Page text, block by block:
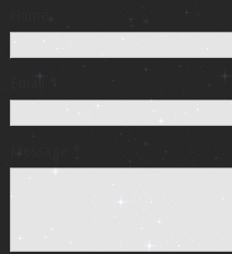
*
Message